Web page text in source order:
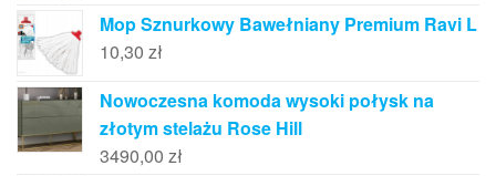
Mop Sznurkowy Bawełniany Premium Ravi L
10,30 zł
Nowoczesna komoda wysoki połysk na
złotym stelażu Rose Hill
3490,00 zł